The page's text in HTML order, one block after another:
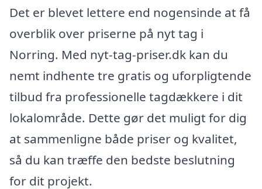
Det er blevet lettere end nogensinde at få
overblik over priserne på nyt tag i
Norring. Med nyt-tag-priser.dk kan du
nemt indhente tre gratis og uforpligtende
tilbud fra professionelle tagdækkere i dit
lokalområde. Dette gør det muligt for dig
at sammenligne både priser og kvalitet,
så du kan træffe den bedste beslutning
for dit projekt.